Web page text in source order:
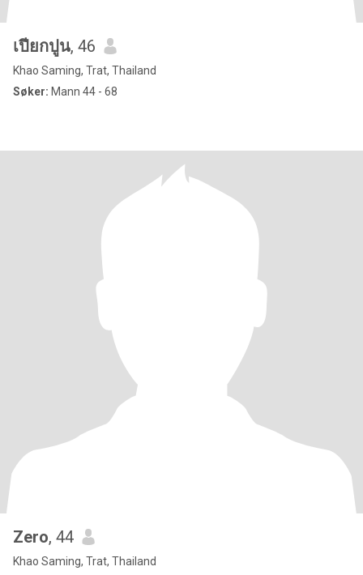
เปียกปูน, 46
Khao Saming, Trat, Thailand
Søker: Mann 44 - 68
Zero, 44
Khao Saming, Trat, Thailand